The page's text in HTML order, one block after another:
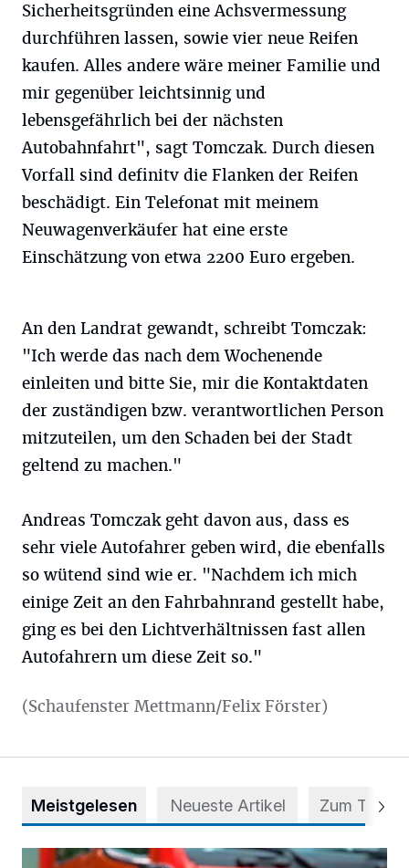
Sicherheitsgründen eine Achsvermessung
durchführen lassen, sowie vier neue Reifen
kaufen. Alles andere wäre meiner Familie und
mir gegenüber leichtsinnig und
lebensgefährlich bei der nächsten
Autobahnfahrt", sagt Tomczak. Durch diesen
Vorfall sind definitv die Flanken der Reifen
beschädigt. Ein Telefonat mit meinem
Neuwagenverkäufer hat eine erste
Einschätzung von etwa 2200 Euro ergeben.
An den Landrat gewandt, schreibt Tomczak:
"Ich werde das nach dem Wochenende
einleiten und bitte Sie, mir die Kontaktdaten
der zuständigen bzw. verantwortlichen Person
mitzuteilen, um den Schaden bei der Stadt
geltend zu machen."
Andreas Tomczak geht davon aus, dass es
sehr viele Autofahrer geben wird, die ebenfalls
so wütend sind wie er. "Nachdem ich mich
einige Zeit an den Fahrbahnrand gestellt habe,
ging es bei den Lichtverhältnissen fast allen
Autofahrern um diese Zeit so."
(Schaufenster Mettmann/Felix Förster)
Meistgelesen Neueste Artikel Zum Thema
Kinderschutz: Im Ernstfall schnell und richtig handeln